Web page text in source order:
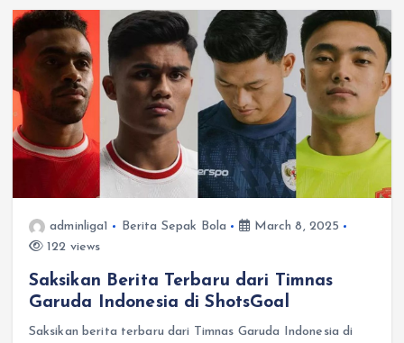
adminliga1 Berita Sepak Bola
March 8, 2025
122 views
Saksikan Berita Terbaru dari Timnas
Garuda Indonesia di ShotsGoal
Saksikan berita terbaru dari Timnas Garuda Indonesia di